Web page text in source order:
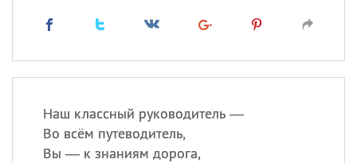
Наш классный руководитель —
Во всём путеводитель,
Вы — к знаниям дорога,